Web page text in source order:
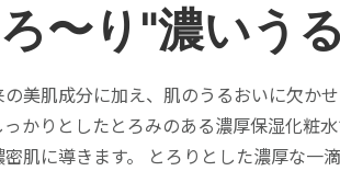
〜り"濃いう
の美肌成分に加え、肌のうるおいに欠か
っかりとしたとろみのある濃厚保湿化粧
肌に導きます。 とろりとした濃厚な一